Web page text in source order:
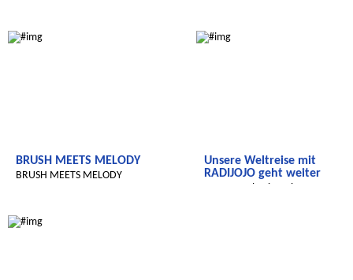
BRUSH MEETS MELODY
BRUSH MEETS MELODY
Unsere Weltreise mit
RADIJOJO geht weiter